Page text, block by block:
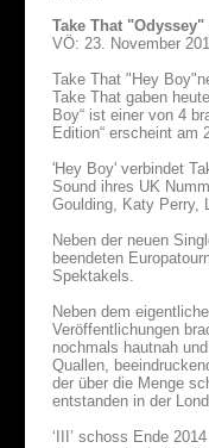
Take That "Odyssey"
VÖ: 23. November
Take That "Hey
Take That gaben
Boy“ ist einer von 4
Edition“ erscheint am
'Hey Boy' verbindet
Sound ihres UK
Goulding, Katy Perry,
Neben der neuen
beendeten
Spektakels.
Neben dem
Veröffentlichungen
nochmals hautnah
Quallen,
der über die Menge
entstanden in der
‘III’ schoss Ende